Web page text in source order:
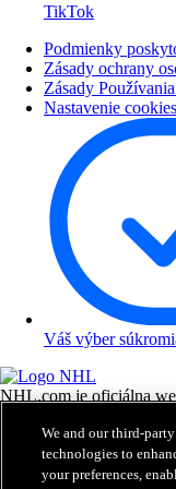
TikTok
Podmienky
Zásady ochrany
Zásady
Nastavenie cookies
Váš výber
NHL.com je oficiálna
vlastníctvom NHL a
bez predchádzajúceho
NHL 2026. Všetky
We and our third-
technologies to
your preferences,